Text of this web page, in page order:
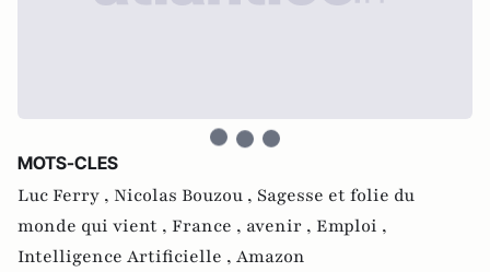
MOTS-CLES
Luc Ferry , Nicolas Bouzou , Sagesse et folie du
monde qui vient , France , avenir , Emploi ,
Intelligence Artificielle , Amazon